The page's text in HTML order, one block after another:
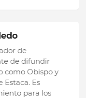
de
de difundir
como Obispo y
Estaca. Es
para los